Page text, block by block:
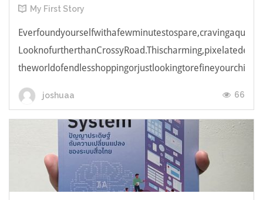
My First Story
joshuaa 66